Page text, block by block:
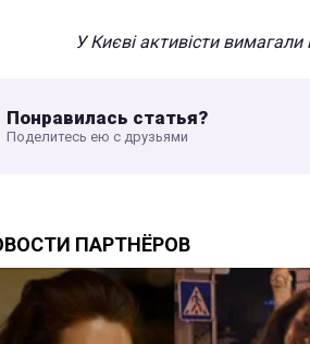
У Києві активісти
Понравилась статья?
Поделитесь ею с друзьями